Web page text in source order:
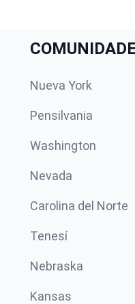
Nueva York
Pensilvania
Washington
Nevada
Carolina del Norte
Tenesí
Nebraska
Kansas